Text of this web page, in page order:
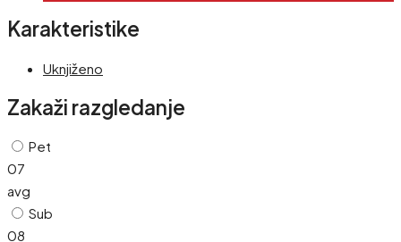
Karakteristike
Uknjiženo
Zakaži razgledanje
Pet
07
avg
Sub
08